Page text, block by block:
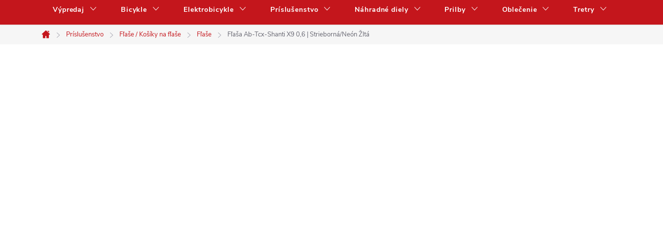
Výpredaj Bicykle Elektrobicykle Príslušenstvo Náhradné diely Prilby Oblečenie Tretry
Domov
Príslušenstvo Fľaše / Košíky na fľaše Fľaše Fľaša Ab-Tcx-Shanti X9 0,6 | Strieborná/Neón Žltá